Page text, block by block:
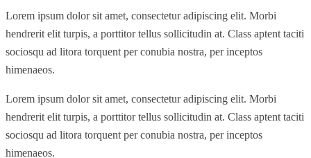
Lorem ipsum dolor sit amet, consectetur adipiscing elit. Morbi
hendrerit elit turpis, a porttitor tellus sollicitudin at. Class aptent taciti
sociosqu ad litora torquent per conubia nostra, per inceptos
himenaeos.
Lorem ipsum dolor sit amet, consectetur adipiscing elit. Morbi
hendrerit elit turpis, a porttitor tellus sollicitudin at. Class aptent taciti
sociosqu ad litora torquent per conubia nostra, per inceptos
himenaeos.